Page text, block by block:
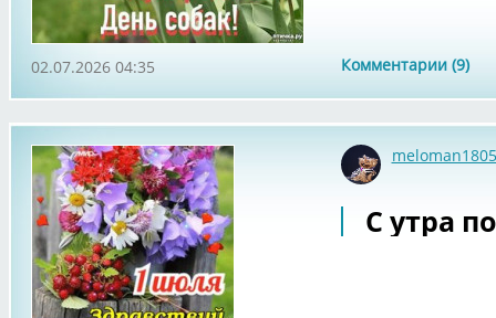
Комментарии (9)
02.07.2026 04:35
meloman1805
С утра